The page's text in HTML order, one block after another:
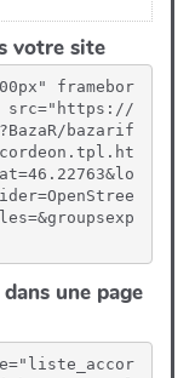
votre site
framebor
src="https://
bazarif
une page